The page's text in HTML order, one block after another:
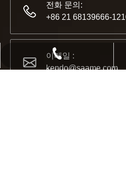
2022-11-21
BIG5 두바이 전시회 KENDO
파트너 및 친구 여러분, 여러분
전화 문의:
+86 21 68139666-
이메일 :
kendo@saame.com